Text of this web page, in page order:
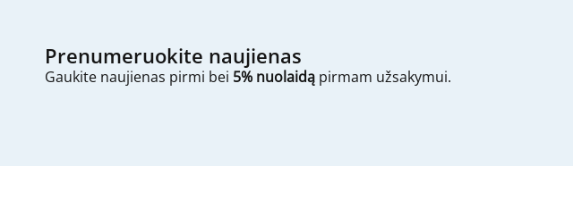
Prenumeruokite naujienas
Gaukite naujienas pirmi bei 5% nuolaidą pirmam užsakymui.